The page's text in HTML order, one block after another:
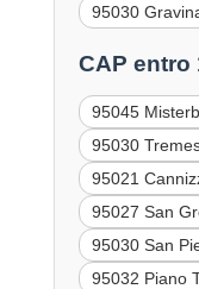
95030
CAP entro
95045
95030
95021
95027 San
95030 San
95032 Piano